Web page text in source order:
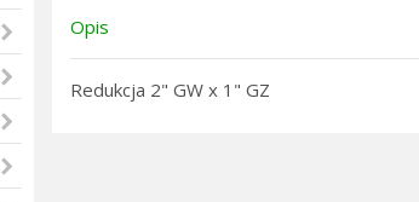
Opis
Redukcja 2" GW x 1" GZ